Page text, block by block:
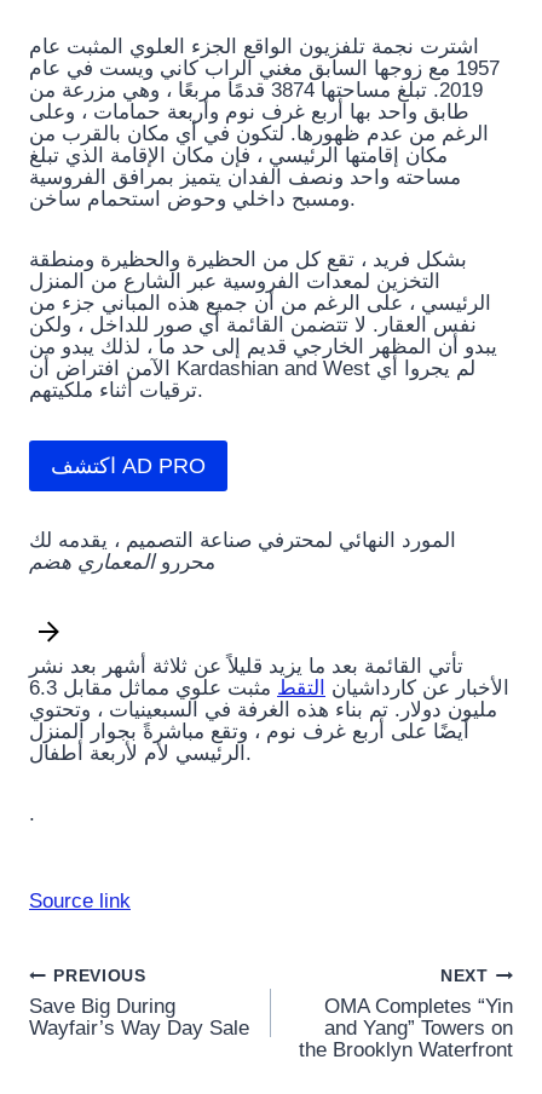
اشترت نجمة تلفزيون الواقع الجزء العلوي المثبت عام
1957 مع زوجها السابق مغني الراب كاني ويست في عام
2019. تبلغ مساحتها 3874 قدمًا مربعًا ، وهي مزرعة من
طابق واحد بها أربع غرف نوم وأربعة حمامات ، وعلى
الرغم من عدم ظهورها. لتكون في أي مكان بالقرب من
مكان إقامتها الرئيسي ، فإن مكان الإقامة الذي تبلغ
مساحته واحد ونصف الفدان يتميز بمرافق الفروسية
ومسبح داخلي وحوض استحمام ساخن.
بشكل فريد ، تقع كل من الحظيرة والحظيرة ومنطقة
التخزين لمعدات الفروسية عبر الشارع من المنزل
الرئيسي ، على الرغم من أن جميع هذه المباني جزء من
نفس العقار. لا تتضمن القائمة أي صور للداخل ، ولكن
يبدو أن المظهر الخارجي قديم إلى حد ما ، لذلك يبدو من
الآمن افتراض أن Kardashian and West لم يجروا أي
ترقيات أثناء ملكيتهم.
اكتشف AD PRO
المورد النهائي لمحترفي صناعة التصميم ، يقدمه لك
محرروالمعماري هضم
تأتي القائمة بعد ما يزيد قليلاً عن ثلاثة أشهر بعد نشر
الأخبار عن كارداشيان
التقط
مثبت علوي مماثل مقابل 6.3
مليون دولار. تم بناء هذه الغرفة في السبعينيات ، وتحتوي
أيضًا على أربع غرف نوم ، وتقع مباشرةً بجوار المنزل
الرئيسي لأم لأربعة أطفال.
.
Source link
Post
navigation
PREVIOUS
Save Big During
Wayfair’s Way Day Sale
NEXT
OMA Completes “Yin
and Yang” Towers on
the Brooklyn Waterfront